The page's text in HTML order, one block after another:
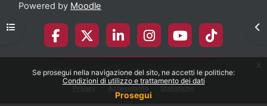
Se prosegui nella navigazione del sito, ne accetti le politiche:
Condizioni di utilizzo e trattamento dei dati
Prosegui
x
Apri indice del corso
Powered by Moodle
© 2026 Università degli Studi di Milano-Bicocca